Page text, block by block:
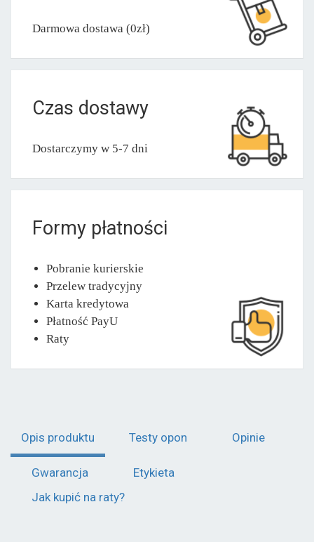
Darmowa dostawa (0zł)
Czas dostawy
Dostarczymy w 5-7 dni
Formy płatności
Pobranie kurierskie
Przelew tradycyjny
Karta kredytowa
Płatność PayU
Raty
Opis produktu Testy opon Opinie
Gwarancja
Etykieta
Jak kupić na raty?